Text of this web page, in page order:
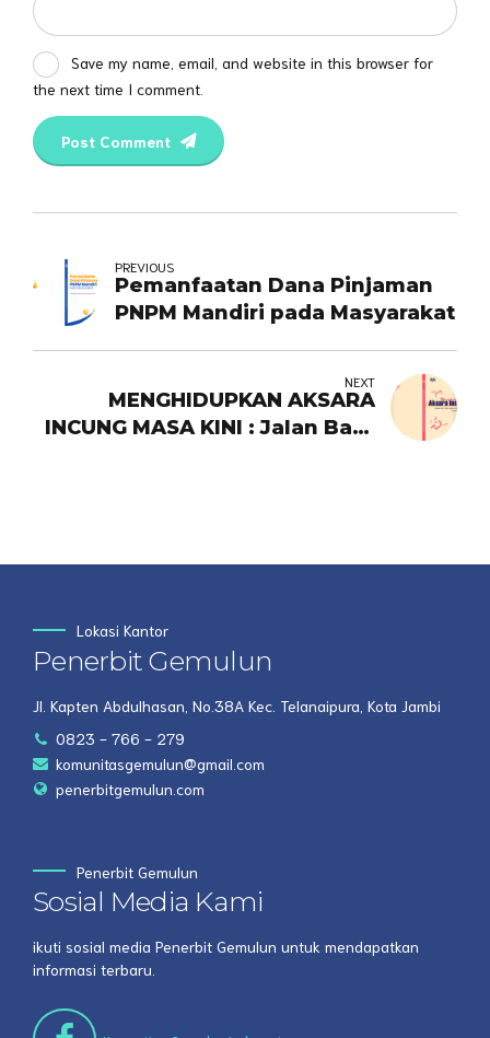
Save my name, email, and website in this browser for
the next time I comment.
Post Comment
PREVIOUS
Pemanfaatan Dana Pinjaman
PNPM Mandiri pada Masyarakat
NEXT
MENGHIDUPKAN AKSARA
INCUNG MASA KINI : Jalan Baru
Lokasi Kantor
Penerbit Gemulun
Jl. Kapten Abdulhasan, No.38A Kec. Telanaipura, Kota Jambi
0823 - 766 - 279
komunitasgemulun@gmail.com
penerbitgemulun.com
Penerbit Gemulun
Sosial Media Kami
ikuti sosial media Penerbit Gemulun untuk mendapatkan
informasi terbaru.